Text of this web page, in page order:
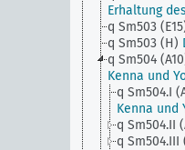
Erhaltung
q Sm503
q Sm503 (H)
q Sm504
Kenna und
q Sm504.I
Kenna und
q Sm504.II
q Sm504.III